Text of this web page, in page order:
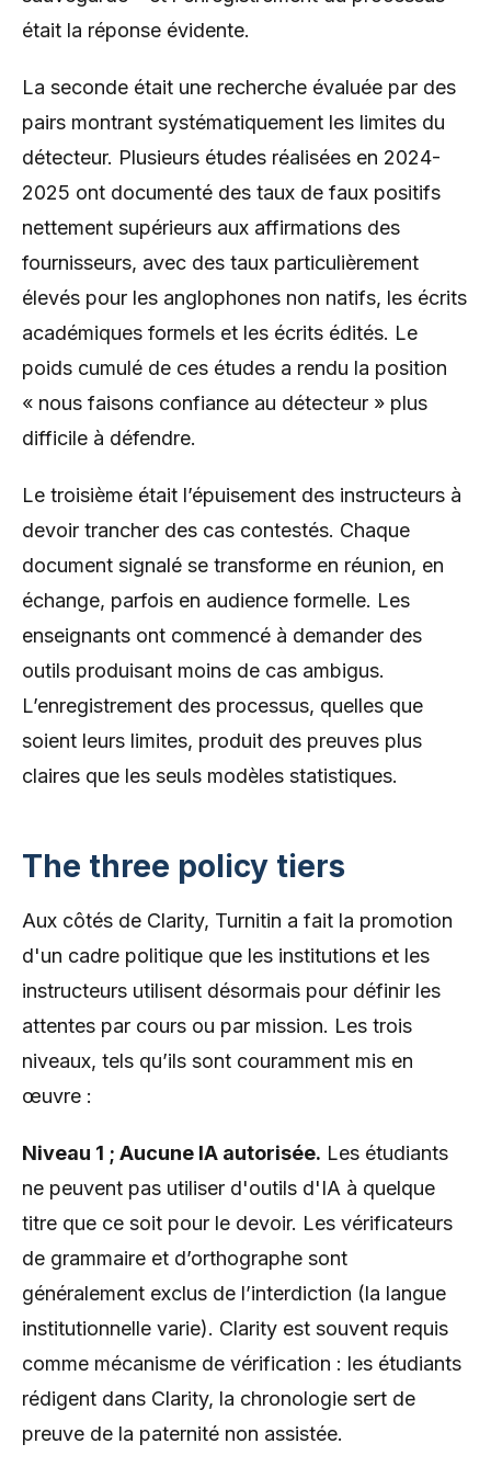
était la réponse évidente.
La seconde était une recherche évaluée par des
pairs montrant systématiquement les limites du
détecteur. Plusieurs études réalisées en 2024-
2025 ont documenté des taux de faux positifs
nettement supérieurs aux affirmations des
fournisseurs, avec des taux particulièrement
élevés pour les anglophones non natifs, les écrits
académiques formels et les écrits édités. Le
poids cumulé de ces études a rendu la position
« nous faisons confiance au détecteur » plus
difficile à défendre.
Le troisième était l’épuisement des instructeurs à
devoir trancher des cas contestés. Chaque
document signalé se transforme en réunion, en
échange, parfois en audience formelle. Les
enseignants ont commencé à demander des
outils produisant moins de cas ambigus.
L’enregistrement des processus, quelles que
soient leurs limites, produit des preuves plus
claires que les seuls modèles statistiques.
The three policy tiers
Aux côtés de Clarity, Turnitin a fait la promotion
d'un cadre politique que les institutions et les
instructeurs utilisent désormais pour définir les
attentes par cours ou par mission. Les trois
niveaux, tels qu’ils sont couramment mis en
œuvre :
Niveau 1 ; Aucune IA autorisée. Les étudiants
ne peuvent pas utiliser d'outils d'IA à quelque
titre que ce soit pour le devoir. Les vérificateurs
de grammaire et d’orthographe sont
généralement exclus de l’interdiction (la langue
institutionnelle varie). Clarity est souvent requis
comme mécanisme de vérification : les étudiants
rédigent dans Clarity, la chronologie sert de
preuve de la paternité non assistée.